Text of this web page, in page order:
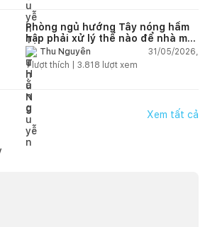
Phòng ngủ hướng Tây nóng hầm
hập phải xử lý thế nào để nhà mát
hơn?Thu Nguyễn
31/05/2026,
1lượt thích | 3.818 lượt xem
Xem tất cả